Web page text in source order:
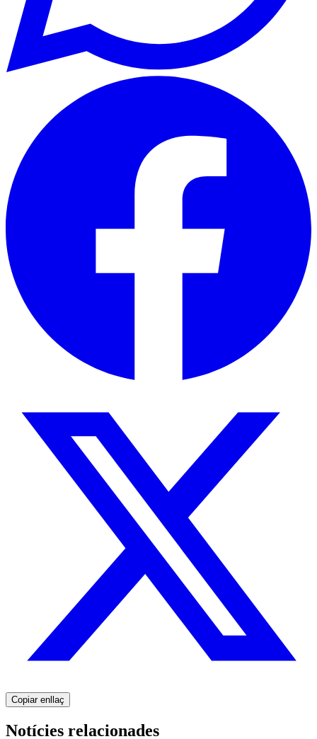
Copiar enllaç
Notícies relacionades